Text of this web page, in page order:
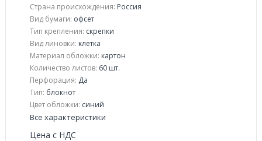
Страна происхождения: Россия
Вид бумаги: офсeт
Тип крепления: скрепки
Вид линовки: клетка
Материал обложки: картон
Количество листов: 60 шт.
Перфорация: Да
Тип: блокнот
Цвет обложки: синий
Все характеристики
Цена с НДС